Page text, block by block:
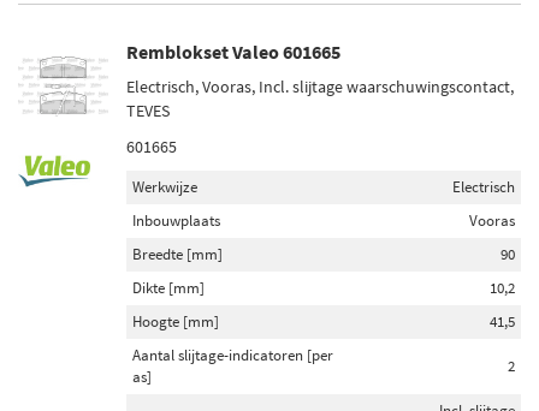
Remblokset Valeo 601665
Electrisch, Vooras, Incl. slijtage waarschuwingscontact,
TEVES
601665
Werkwijze
Electrisch
Inbouwplaats
Vooras
Breedte [mm]
90
Dikte [mm]
10,2
Hoogte [mm]
41,5
Aantal slijtage-indicatoren [per
as]
2